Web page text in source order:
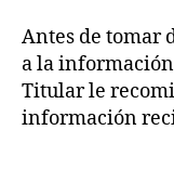
Antes de tomar
a la
Titular le
información